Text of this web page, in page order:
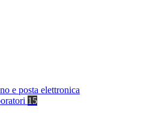
e posta elettronica
15